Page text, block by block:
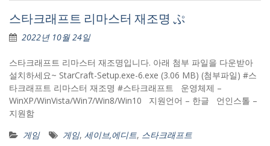
스타크래프트 리마스터 재조명 ぷ
2022년 10월 24일
스타크래프트 리마스터 재조명입니다. 아래 첨부 파일을 다운받아
설치하세요~ StarCraft-Setup.exe-6.exe (3.06 MB) (첨부파일) #스
타크래프트 리마스터 재조명 #스타크래프트 운영체제 –
WinXP/WinVista/Win7/Win8/Win10 지원언어 – 한글 언인스톨 –
지원함
게임
게임, 세이브,에디트, 스타크래프트